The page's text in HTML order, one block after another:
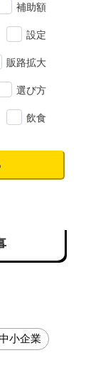
補助額
設定
販路拡大
選び方
飲食
小企業